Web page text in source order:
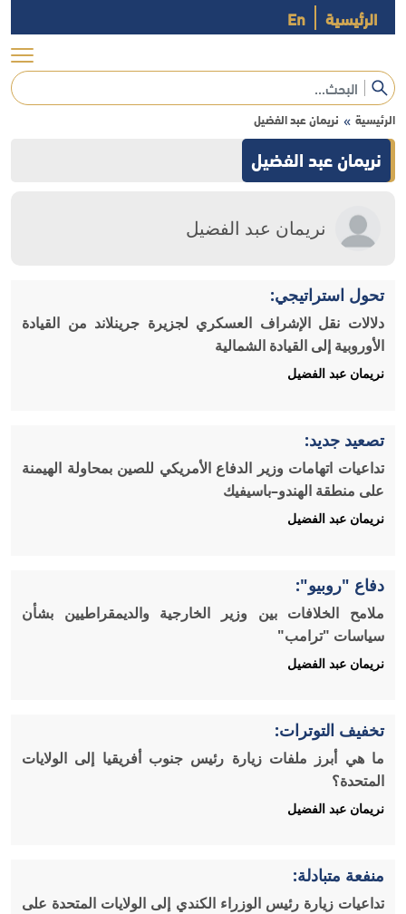
الرئيسية En
الرئيسية » نريمان عبد الفضيل
نريمان عبد الفضيل
نريمان عبد الفضيل
تحول استراتيجي:
دلالات نقل الإشراف العسكري لجزيرة جرينلاند من القيادة
الأوروبية إلى القيادة الشمالية
نريمان عبد الفضيل
تصعيد جديد:
تداعيات اتهامات وزير الدفاع الأمريكي للصين بمحاولة الهيمنة
على منطقة الهندو–باسيفيك
نريمان عبد الفضيل
دفاع "روبيو":
ملامح الخلافات بين وزير الخارجية والديمقراطيين بشأن
سياسات "ترامب"
نريمان عبد الفضيل
تخفيف التوترات:
ما هي أبرز ملفات زيارة رئيس جنوب أفريقيا إلى الولايات
المتحدة؟
نريمان عبد الفضيل
منفعة متبادلة:
تداعيات زيارة رئيس الوزراء الكندي إلى الولايات المتحدة على